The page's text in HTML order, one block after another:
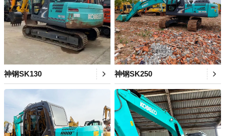
神钢SK130 神钢SK250